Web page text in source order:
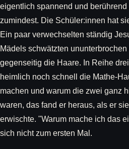
eigentlich spannend und
zumindest. Die Schüler:innen hat
Ein paar verwechselten ständig
Mädels schwätzten
gegenseitig die Haare. In Reihe
heimlich noch schnell die Mathe-
machen und warum die zwei ganz
waren, das fand er heraus, als er
erwischte. "Warum mache ich das
sich nicht zum ersten Mal.